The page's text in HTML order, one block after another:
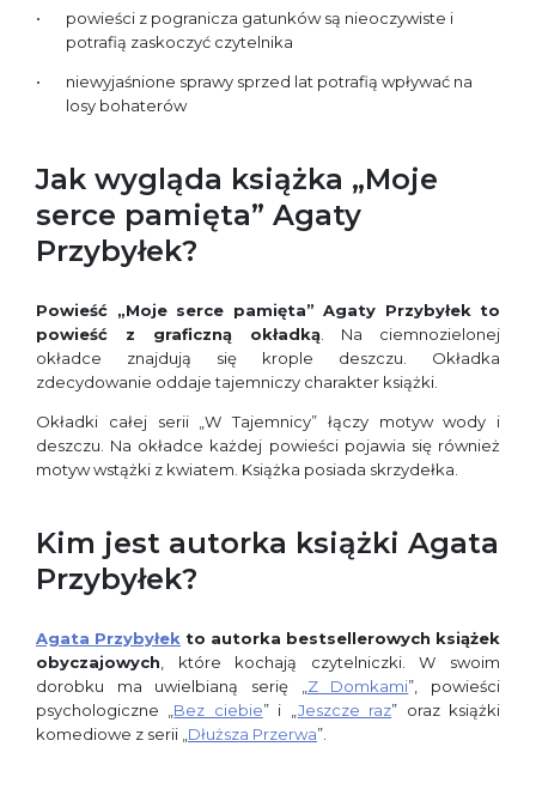
powieści z pogranicza gatunków są nieoczywiste i
potrafią zaskoczyć czytelnika
niewyjaśnione sprawy sprzed lat potrafią wpływać na
losy bohaterów
Jak wygląda książka „Moje
serce pamięta” Agaty
Przybyłek?
Powieść „Moje serce pamięta” Agaty Przybyłek to
powieść z graficzną okładką . Na ciemnozielonej
okładce znajdują się krople deszczu. Okładka
zdecydowanie oddaje tajemniczy charakter książki.
Okładki całej serii „W Tajemnicy” łączy motyw wody i
deszczu. Na okładce każdej powieści pojawia się również
motyw wstążki z kwiatem. Książka posiada skrzydełka.
Kim jest autorka książki Agata
Przybyłek?
Agata Przybyłek to autorka bestsellerowych książek
obyczajowych , które kochają czytelniczki. W swoim
dorobku ma uwielbianą serię „ Z Domkami”, powieści
psychologiczne „ Bez ciebie” i „ Jeszcze raz” oraz książki
komediowe z serii „ Dłuższa Przerwa”.